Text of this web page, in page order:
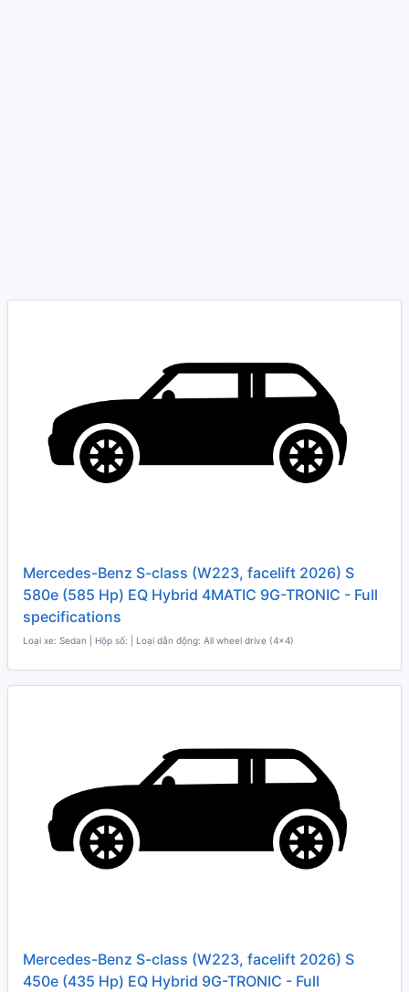
Mercedes-Benz S-class (W223, facelift 2026) S
580e (585 Hp) EQ Hybrid 4MATIC 9G-TRONIC - Full
specifications
Loại xe: Sedan | Hộp số: | Loại dẫn động: All wheel drive (4x4)
Mercedes-Benz S-class (W223, facelift 2026) S
450e (435 Hp) EQ Hybrid 9G-TRONIC - Full